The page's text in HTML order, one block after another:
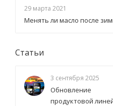
29 марта 2021
Менять ли масло после
Статьи
3 сентября 2025
Обновление
продуктовой